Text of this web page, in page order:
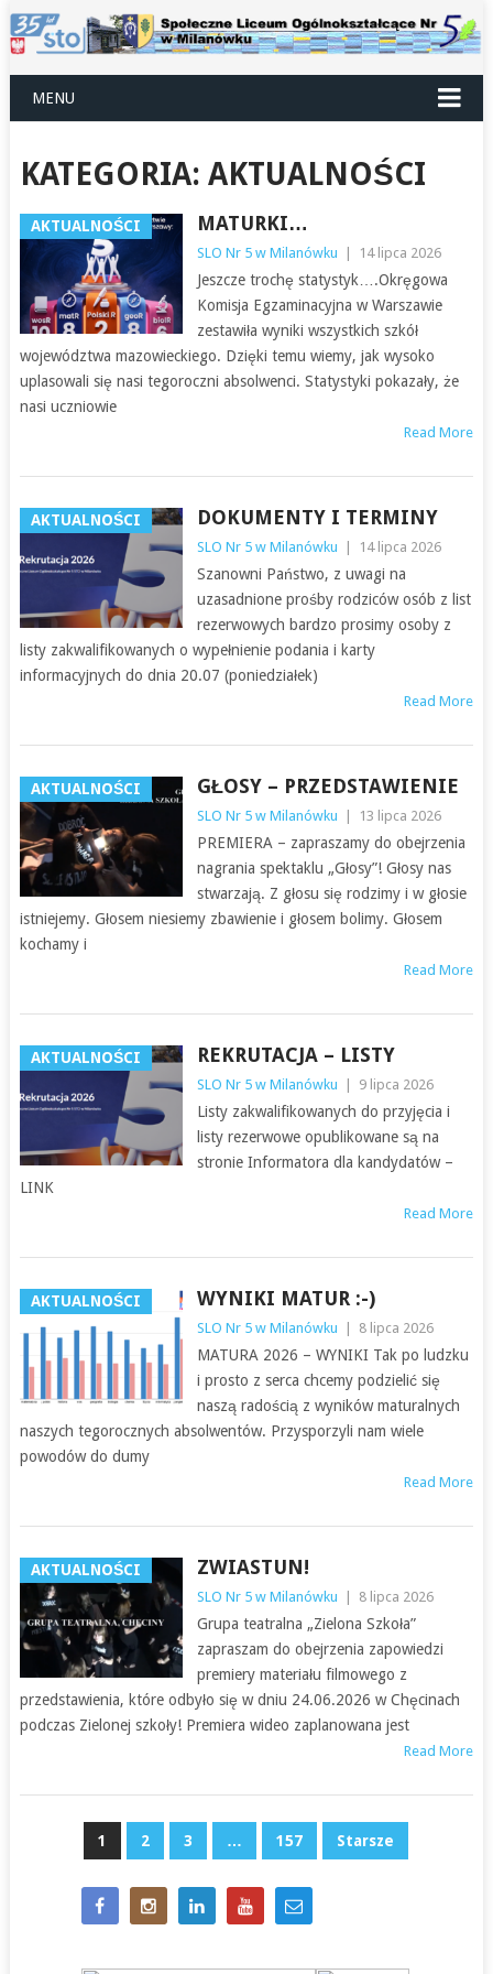
MENU
KATEGORIA: AKTUALNOŚCI
AKTUALNOŚCI MATURKI…
SLO Nr 5 w Milanówku 14 lipca 2026
Jeszcze trochę statystyk….Okręgowa
Komisja Egzaminacyjna w Warszawie
zestawiła wyniki wszystkich szkół
województwa mazowieckiego. Dzięki temu wiemy, jak wysoko
uplasowali się nasi tegoroczni absolwenci. Statystyki pokazały, że
nasi uczniowie
Read More
AKTUALNOŚCI DOKUMENTY I TERMINY
SLO Nr 5 w Milanówku 14 lipca 2026
Szanowni Państwo, z uwagi na
uzasadnione prośby rodziców osób z list
rezerwowych bardzo prosimy osoby z
listy zakwalifikowanych o wypełnienie podania i karty
informacyjnych do dnia 20.07 (poniedziałek)
Read More
AKTUALNOŚCI GŁOSY – PRZEDSTAWIENIE
SLO Nr 5 w Milanówku 13 lipca 2026
PREMIERA – zapraszamy do obejrzenia
nagrania spektaklu „Głosy”! Głosy nas
stwarzają. Z głosu się rodzimy i w głosie
istniejemy. Głosem niesiemy zbawienie i głosem bolimy. Głosem
kochamy i
Read More
AKTUALNOŚCI REKRUTACJA – LISTY
SLO Nr 5 w Milanówku 9 lipca 2026
Listy zakwalifikowanych do przyjęcia i
listy rezerwowe opublikowane są na
stronie Informatora dla kandydatów –
LINK
Read More
AKTUALNOŚCI WYNIKI MATUR :-)
SLO Nr 5 w Milanówku 8 lipca 2026
MATURA 2026 – WYNIKI Tak po ludzku
i prosto z serca chcemy podzielić się
naszą radością z wyników maturalnych
naszych tegorocznych absolwentów. Przysporzyli nam wiele
powodów do dumy
Read More
AKTUALNOŚCI ZWIASTUN!
SLO Nr 5 w Milanówku 8 lipca 2026
Grupa teatralna „Zielona Szkoła”
zapraszam do obejrzenia zapowiedzi
premiery materiału filmowego z
przedstawienia, które odbyło się w dniu 24.06.2026 w Chęcinach
podczas Zielonej szkoły! Premiera wideo zaplanowana jest
Read More
NAWIGACJA
WPISACH
1 2 3 … 157 Starsze